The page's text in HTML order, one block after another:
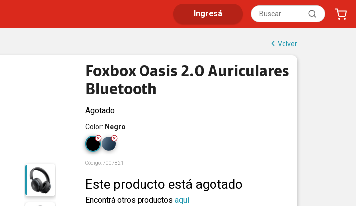
Ingresá
Volver
Foxbox Oasis 2.0 Auriculares
Bluetooth
Agotado
Color: Negro
Código:7007821
Este producto está agotado
Encontrá otros productos aquí